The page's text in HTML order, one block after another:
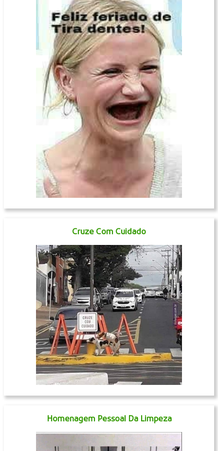
Cruze Com Cuidado
Homenagem Pessoal Da Limpeza